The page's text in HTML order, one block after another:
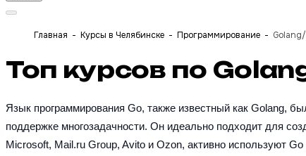
Главная Курсы в Челябинске Программирование
Топ курсов по
Язык программирования Go, также известный как Golang,
поддержке многозадачности. Он идеально подходит для
Microsoft, Mail.ru Group, Avito и Ozon, активно используют Go